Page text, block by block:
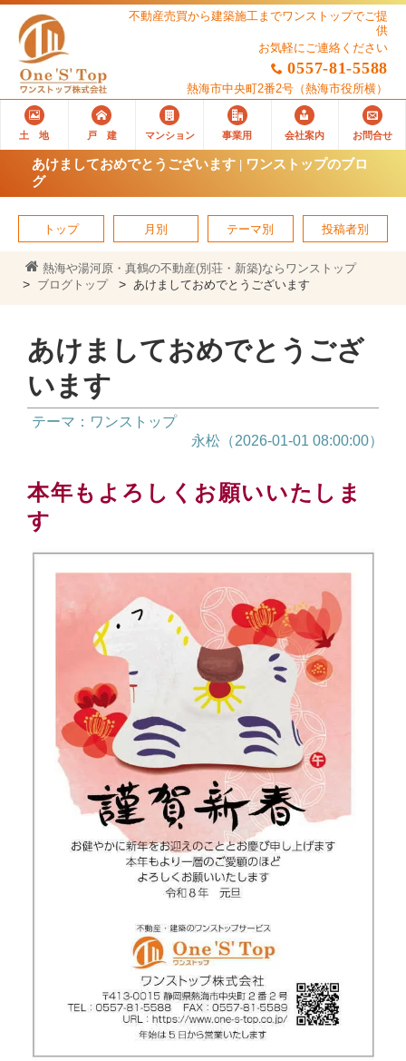
不動産売買から建築施工までワンストップでご提
供
お気軽にご連絡ください
0557-81-5588
熱海市中央町2番2号 （熱海市役所横）
土 地 戸 建 マンション 事業用 会社案内 お問合せ
あけましておめでとうございます | ワンストップのブロ
グ
トップ 月別 テーマ別 投稿者別
熱海や湯河原・真鶴の不動産(別荘・新築)ならワンストップ
ブログトップ
あけましておめでとうございます
あけましておめでとうござ
います
テーマ：ワンストップ
永松（2026-01-01 08:00:00）
本年もよろしくお願いいたしま
す